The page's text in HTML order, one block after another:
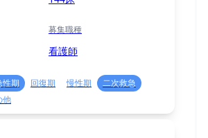
募集職種
看護師
性期 回復期 慢性期
二次救急
他